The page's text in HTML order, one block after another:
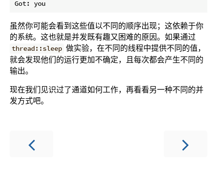
虽然你可能会看到这些值以不同的顺序出现；这依赖于你
的系统。这也就是并发既有趣又困难的原因。如果通过
thread::sleep 做实验，在不同的线程中提供不同的值，
就会发现他们的运行更加不确定，且每次都会产生不同的
输出。
现在我们见识过了通道如何工作，再看看另一种不同的并
发方式吧。